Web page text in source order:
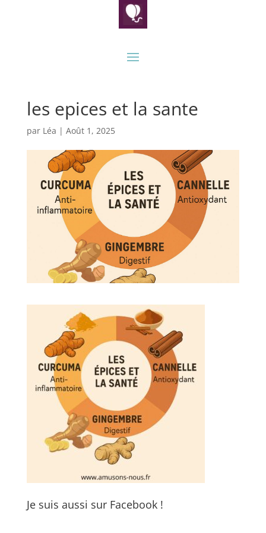
les epices et la sante
par Léa | Août 1, 2025
Je suis aussi sur Facebook !